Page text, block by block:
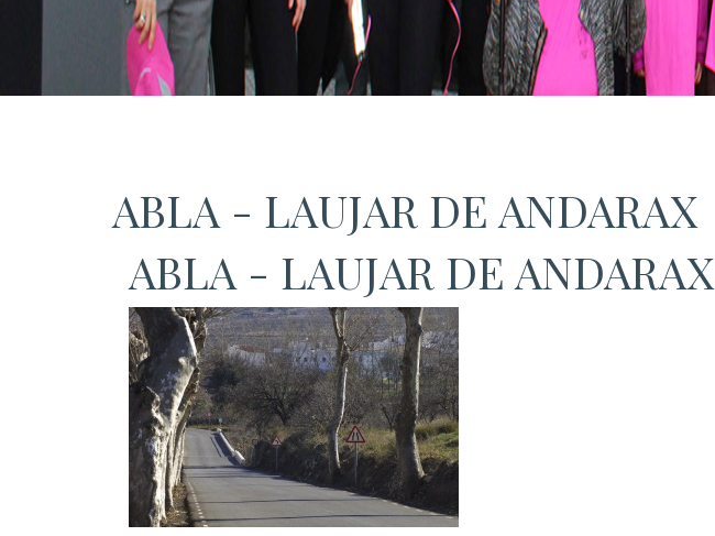
ABLA - LAUJAR DE ANDARAX
ABLA - LAUJAR DE ANDARAX